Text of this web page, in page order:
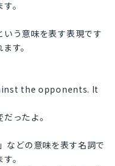
。
う意味を表す表現です
す。
the opponents. It
ったよ。
どの意味を表す名詞で
。